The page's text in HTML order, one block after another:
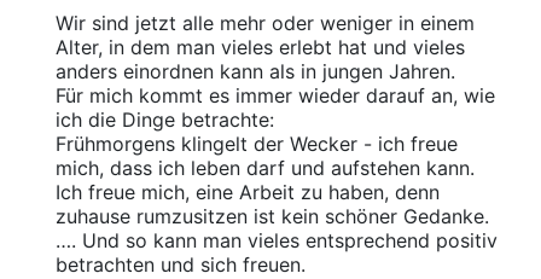
Wir sind jetzt alle mehr oder weniger in einem
Alter, in dem man vieles erlebt hat und vieles
anders einordnen kann als in jungen Jahren.
Für mich kommt es immer wieder darauf an, wie
ich die Dinge betrachte:
Frühmorgens klingelt der Wecker - ich freue
mich, dass ich leben darf und aufstehen kann.
Ich freue mich, eine Arbeit zu haben, denn
zuhause rumzusitzen ist kein schöner Gedanke.
…. Und so kann man vieles entsprechend positiv
betrachten und sich freuen.